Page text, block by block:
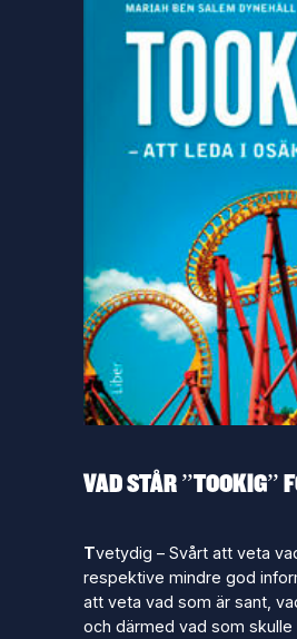
VAD STÅR ”TOOKIG”
Tvetydig –Svårt att veta
respektive mindre god
att veta vad som är sant,
och därmed vad som skulle